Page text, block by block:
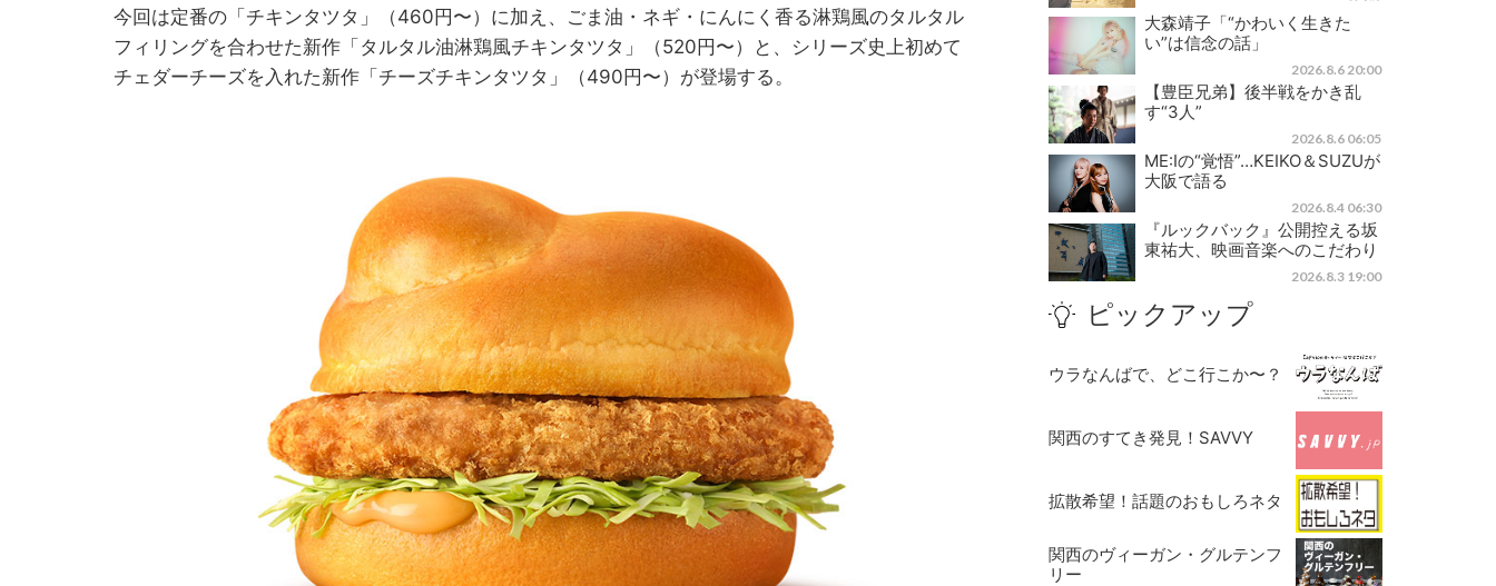
今回は定番の「チキンタツタ」（460円〜）に加え、ごま油・ネギ・にんにく香る淋鶏風のタルタル
フィリングを合わせた新作「タルタル油淋鶏風チキンタツタ」（520円〜）と、シリーズ史上初めて
チェダーチーズを入れた新作「チーズチキンタツタ」（490円〜）が登場する。
大森靖子「“かわいく生きた
い”は信念の話」
2026.8.6 20:00
【豊臣兄弟】後半戦をかき乱
す“3人”
2026.8.6 06:05
ME:Iの“覚悟”…KEIKO＆SUZUが
大阪で語る
2026.8.4 06:30
『ルックバック』公開控える坂
東祐大、映画音楽へのこだわり
2026.8.3 19:00
ピックアップ
ウラなんばで、どこ行こか〜？
関西のすてき発見！SAVVY
拡散希望！話題のおもしろネタ
関西のヴィーガン・グルテンフ
リー